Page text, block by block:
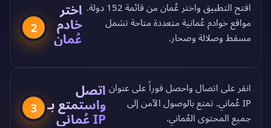
2
اختر
خادم
عُمان
افتح التطبيق واختر عُمان من قائمة 152 دولة
.
مواقع خوادم عُمانية متعددة متاحة تشمل
مسقط وصلالة وصحار.
3
اتصل
واستمتع بـ
IP عُماني
انقر على اتصال واحصل فوراً على عنوان
IP عُماني. تمتع بالوصول الآمن إلى
جميع المحتوى العُماني.